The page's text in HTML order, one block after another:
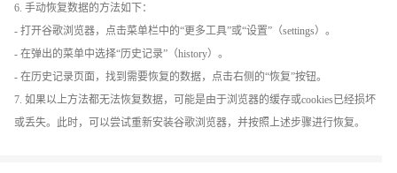
6. 手动恢复数据的方法如下：
- 打开谷歌浏览器，点击菜单栏中的“更多工具”或“设置”（settings）。
- 在弹出的菜单中选择“历史记录”（history）。
- 在历史记录页面，找到需要恢复的数据，点击右侧的“恢复”按钮。
7. 如果以上方法都无法恢复数据，可能是由于浏览器的缓存或cookies已经损坏
或丢失。此时，可以尝试重新安装谷歌浏览器，并按照上述步骤进行恢复。